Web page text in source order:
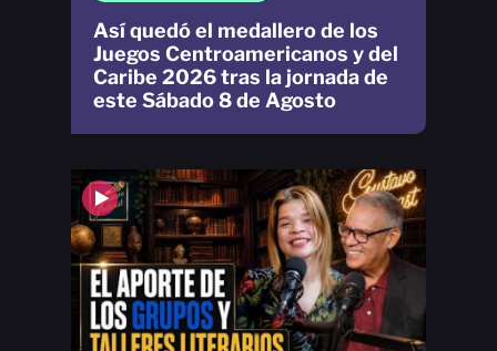
Así quedó el medallero de los
Juegos Centroamericanos y del
Caribe 2026 tras la jornada de
este Sábado 8 de Agosto